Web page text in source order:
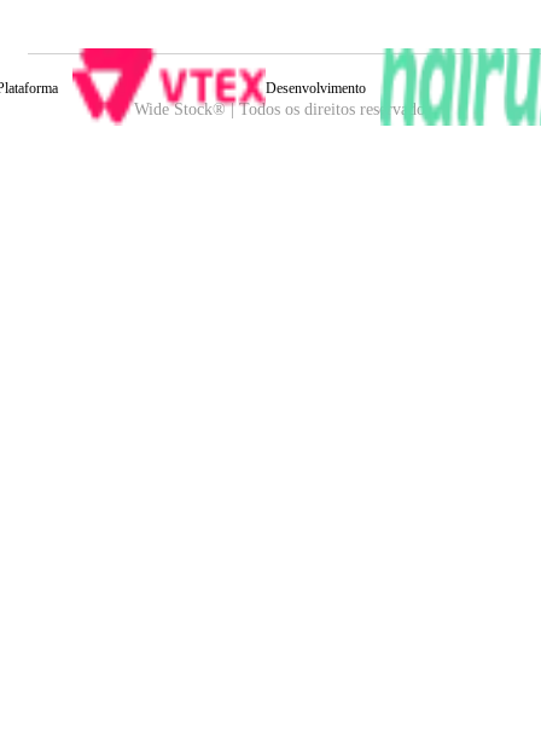
Wide Stock® | Todos os direitos reservados.
Desenvolvimento